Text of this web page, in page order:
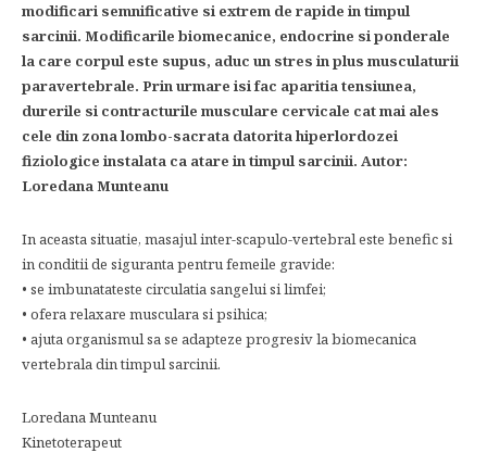
modificari semnificative si extrem de rapide in timpul
sarcinii. Modificarile biomecanice, endocrine si ponderale
la care corpul este supus, aduc un stres in plus musculaturii
paravertebrale. Prin urmare isi fac aparitia tensiunea,
durerile si contracturile musculare cervicale cat mai ales
cele din zona lombo-sacrata datorita hiperlordozei
fiziologice instalata ca atare in timpul sarcinii. Autor:
Loredana Munteanu
In aceasta situatie, masajul inter-scapulo-vertebral este benefic si
in conditii de siguranta pentru femeile gravide:
• se imbunatateste circulatia sangelui si limfei;
• ofera relaxare musculara si psihica;
• ajuta organismul sa se adapteze progresiv la biomecanica
vertebrala din timpul sarcinii.
Loredana Munteanu
Kinetoterapeut